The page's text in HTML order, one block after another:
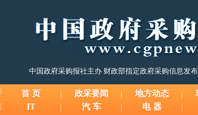
中国政府采购报社主办 财政部指定政府采购信息发
首 页 政采要闻 地方动态
IT
汽 车 电 器